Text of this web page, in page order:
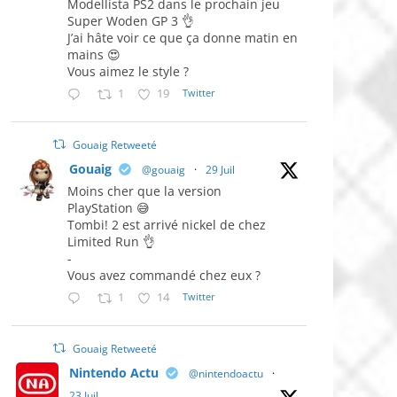
Modellista PS2 dans le prochain jeu
Super Woden GP 3 👌
J’ai hâte voir ce que ça donne matin en
mains 😍
Vous aimez le style ?
1 19 Twitter
Gouaig Retweeté
Gouaig @gouaig · 29 Juil
Moins cher que la version
PlayStation 😅
Tombi! 2 est arrivé nickel de chez
Limited Run 👌
-
Vous avez commandé chez eux ?
1 14 Twitter
Gouaig Retweeté
Nintendo Actu @nintendoactu
·